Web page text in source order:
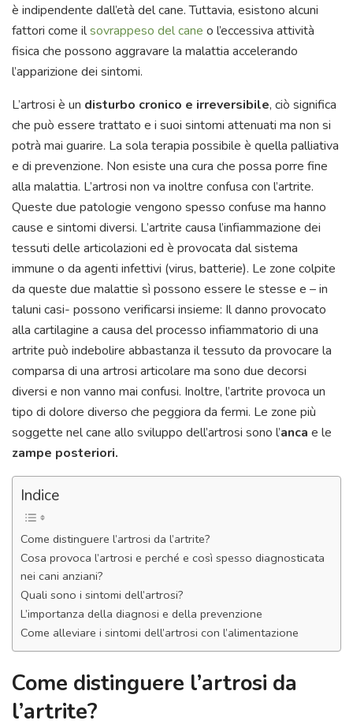
è indipendente dall’età del cane. Tuttavia, esistono alcuni
fattori come ilsovrappeso del cane o l’eccessiva attività
fisica che possono aggravare la malattia accelerando
l’apparizione dei sintomi.
L’artrosi è un disturbo cronico e irreversibile, ciò significa
che può essere trattato e i suoi sintomi attenuati ma non si
potrà mai guarire. La sola terapia possibile è quella palliativa
e di prevenzione. Non esiste una cura che possa porre fine
alla malattia. L’artrosi non va inoltre confusa con l’artrite.
Queste due patologie vengono spesso confuse ma hanno
cause e sintomi diversi. L’artrite causa l’infiammazione dei
tessuti delle articolazioni ed è provocata dal sistema
immune o da agenti infettivi (virus, batterie). Le zone colpite
da queste due malattie sì possono essere le stesse e – in
taluni casi- possono verificarsi insieme: Il danno provocato
alla cartilagine a causa del processo infiammatorio di una
artrite può indebolire abbastanza il tessuto da provocare la
comparsa di una artrosi articolare ma sono due decorsi
diversi e non vanno mai confusi. Inoltre, l’artrite provoca un
tipo di dolore diverso che peggiora da fermi. Le zone più
soggette nel cane allo sviluppo dell’artrosi sono l’anca e le
zampe posteriori.
Indice
Come distinguere l’artrosi da l’artrite?
Cosa provoca l’artrosi e perché e così spesso diagnosticata
nei cani anziani?
Quali sono i sintomi dell’artrosi?
L’importanza della diagnosi e della prevenzione
Come alleviare i sintomi dell’artrosi con l’alimentazione
Come distinguere l’artrosi da
l’artrite?